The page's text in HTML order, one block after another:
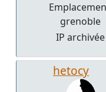
grenoble
IP archivée
hetocy